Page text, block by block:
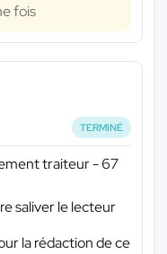
fois
TERMINÉ
traiteur - 67
saliver le lecteur
la rédaction de ce